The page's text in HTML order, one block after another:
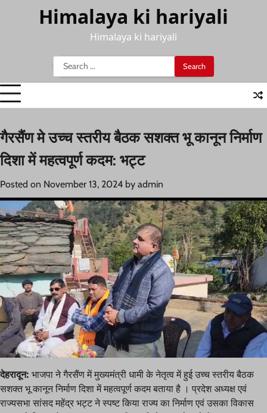
Himalaya ki hariyali
Himalaya ki hariyali
Search
for:
गैरसैंण मे उच्च स्तरीय बैठक सशक्त भू कानून निर्माण
दिशा में महत्वपूर्ण कदम: भट्ट
Posted on November 13, 2024 by admin
देहरादून: भाजपा ने गैरसैंण में मुख्यमंत्री धामी के नेतृत्व में हुई उच्च स्तरीय बैठक
सशक्त भू कानून निर्माण दिशा में महत्वपूर्ण कदम बताया है । प्रदेश अध्यक्ष एवं
राज्यसभा सांसद महेंद्र भट्ट ने स्पष्ट किया राज्य का निर्माण एवं उसका विकास